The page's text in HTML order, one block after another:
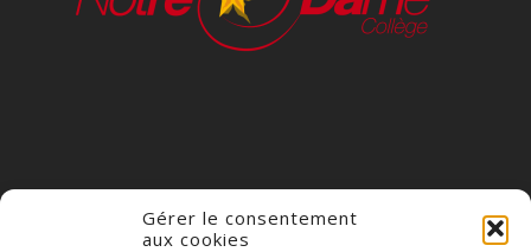
Gérer le consentement
aux cookies